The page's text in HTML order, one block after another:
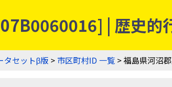
| 歴史的
タセットβ版 > 市区町村ID 一覧 > 福島県河沼